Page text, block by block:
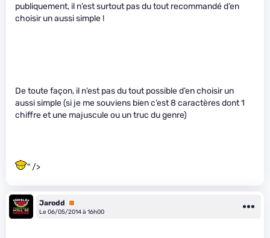
publiquement, il n’est surtout pas du tout recommandé d’en
choisir un aussi simple !
De toute façon, il n’est pas du tout possible d’en choisir un
aussi simple (si je me souviens bien c’est 8 caractères dont 1
chiffre et une majuscule ou un truc du genre)
" />
Jarodd
Premium
Le 06/05/2014 à 16h00